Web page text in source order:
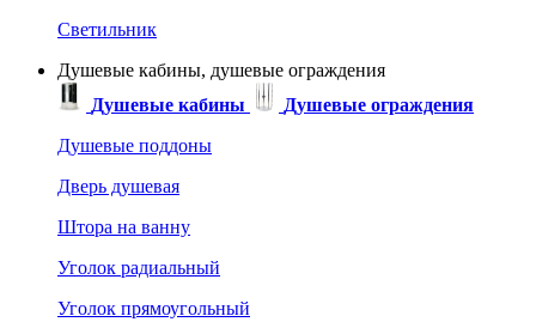
Светильник
Душевые кабины, душевые ограждения
Душевые кабины
Душевые ограждения
Душевые поддоны
Дверь душевая
Штора на ванну
Уголок радиальный
Уголок прямоугольный